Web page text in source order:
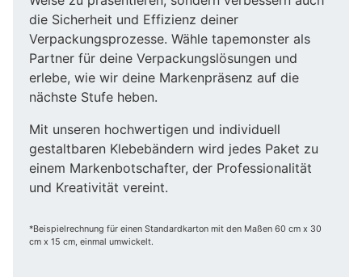
die Sicherheit und Effizienz deiner
Verpackungsprozesse. Wähle tapemonster als
Partner für deine Verpackungslösungen und
erlebe, wie wir deine Markenpräsenz auf die
nächste Stufe heben.
Mit unseren hochwertigen und individuell
gestaltbaren Klebebändern wird jedes Paket zu
einem Markenbotschafter, der Professionalität
und Kreativität vereint.
*Beispielrechnung für einen Standardkarton mit den Maßen 60 cm x 30
cm x 15 cm, einmal umwickelt.